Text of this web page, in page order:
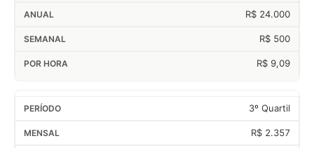
R$ 24.000
R$ 500
R$ 9,09
3º Quartil
R$ 2.357